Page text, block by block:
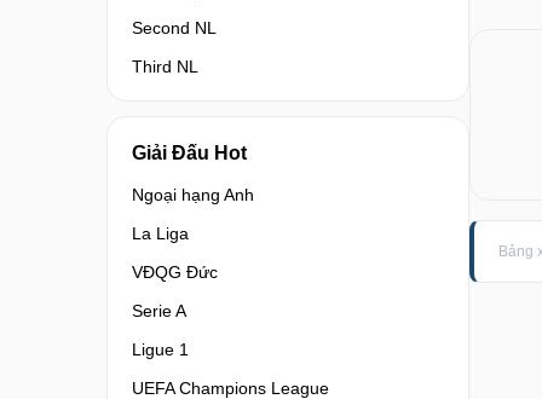
Second NL
Third NL
Giải Đấu Hot
Ngoại hạng Anh
La Liga
VĐQG Đức
Serie A
Ligue 1
UEFA Champions League
Bảng